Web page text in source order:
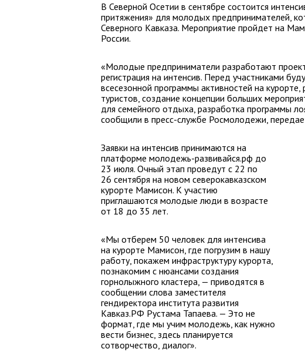
В Северной Осетии в сентябре состоится
притяжения» для молодых предпринимателей,
Северного Кавказа. Мероприятие пройдет на
России.
«Молодые предприниматели разработают
регистрация на интенсив. Перед участниками
всесезонной программы активностей на
туристов, создание концепции больших
для семейного отдыха, разработка программы
сообщили в пресс-службе Росмолодежи,
Заявки на интенсив принимаются на
платформе молодежь-развивайся.рф до
23 июля. Очный этап проведут с 22 по
26 сентября на новом северокавказском
курорте Мамисон. К участию
приглашаются молодые люди в возрасте
от 18 до 35 лет.
«Мы отберем 50 человек для интенсива
на курорте Мамисон, где погрузим в нашу
работу, покажем инфраструктуру курорта,
познакомим с нюансами создания
горнолыжного кластера, — приводятся в
сообщении слова заместителя
гендиректора института развития
Кавказ.РФ Рустама Тапаева. — Это не
формат, где мы учим молодежь, как нужно
вести бизнес, здесь планируется
сотворчество, диалог».